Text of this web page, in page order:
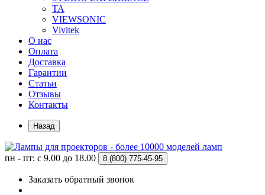
TA
VIEWSONIC
Vivitek
О нас
Оплата
Доставка
Гарантии
Статьи
Отзывы
Контакты
Назад
пн - пт: с 9.00 до 18.00 8 (800) 775-45-95
Заказать обратный звонок